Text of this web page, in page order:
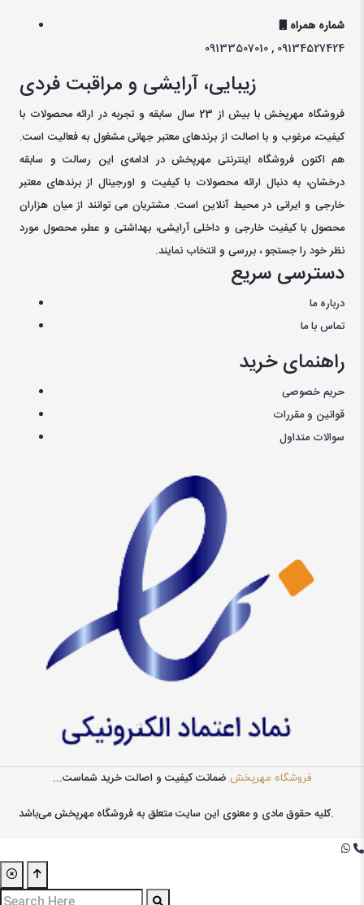
شماره همراه
09133507010, 09134527424
زیبایی، آرایشی و مراقبت فردی
فروشگاه مهرپخش با بیش از 23 سال سابقه و تجربه در ارائه محصولات با
کيفيت، مرغوب و با اصالت از برندهای معتبر جهانی مشغول به فعاليت است.
هم اکنون فروشگاه اینترنتی مهرپخش در ادامه‌ی اين رسالت و سابقه
درخشان، به دنبال ارائه محصولات با کيفيت و اورجينال از برندهای معتبر
خارجی و ايرانی در محيط آنلاين است. مشتريان می توانند از ميان هزاران
محصول با کيفيت خارجی و داخلی آرایشی، بهداشتی و عطر، محصول مورد
نظر خود را جستجو ، بررسی و انتخاب نمايند.
دسترسی سریع
درباره ما
تماس با ما
راهنمای خرید
حریم خصوصی
قوانین و مقررات
سوالات متداول
فروشگاه مهرپخش ضمانت کیفیت و اصالت خرید شماست...
کليه حقوق مادی و معنوی اين سايت متعلق به فروشگاه مهرپخش می‌باشد.